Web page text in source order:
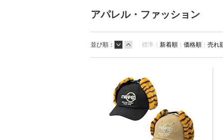
アパレル・ファッション
並び順： 標準｜ 新着順 ｜ 価格順 ｜ 売れ